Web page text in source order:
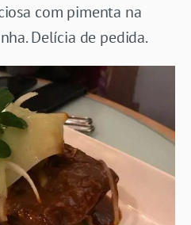
com pimenta na
Delícia de pedida.